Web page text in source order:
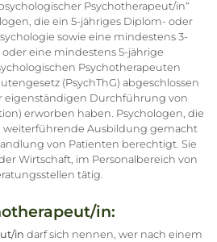
Psychotherapeut/in“
die ein 5-jähriges Diplom- oder
sowie eine mindestens 3-
eine mindestens 5-jährige
Psychotherapeuten
(PsychThG) abgeschlossen
eigenständigen Durchführung von
erworben haben. Psychologen, die
Ausbildung gemacht
von Patienten berechtigt. Sie
Wirtschaft, im Personalbereich von
tätig.
in:
in darf sich nennen, wer nach einem